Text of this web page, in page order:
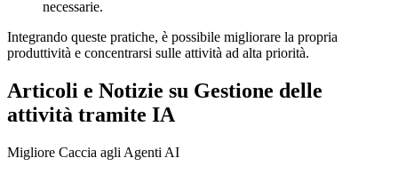
necessarie.
Integrando queste pratiche, è possibile migliorare la propria
produttività e concentrarsi sulle attività ad alta priorità.
Articoli e Notizie su Gestione delle
attività tramite IA
Migliore Caccia agli Agenti AI